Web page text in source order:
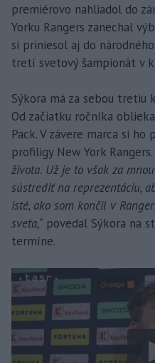
premiérovo nahliadol do
Yorku Rangers zanechal
si priniesol aj do
tretí svetový šampionát v
Sýkora má za sebou tretiu
Od začiatku ročníka
Pack. V závere marca si
profiligy New York Rangers.
života. Už je to však za
sústrediť na reprezentáciu,
isté, ako som končil v
sveta,“ povedal Sýkora na
termíne.